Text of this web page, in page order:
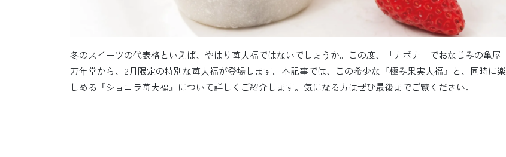
冬のスイーツの代表格といえば、やはり苺大福ではないでしょうか。この度、「ナボナ」でおなじみの亀屋
万年堂から、2月限定の特別な苺大福が登場します。本記事では、この希少な『極み果実大福』と、同時に楽
しめる『ショコラ苺大福』について詳しくご紹介します。気になる方はぜひ最後までご覧ください。